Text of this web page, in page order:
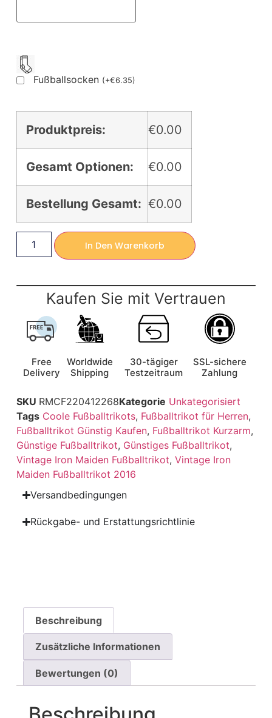
Fußballsocken (+€6.35)
Produktpreis: €0.00
Gesamt Optionen: €0.00
Bestellung Gesamt: €0.00
In Den Warenkorb
Kaufen Sie mit Vertrauen
Free
Delivery
Worldwide
Shipping
30-tägiger
Testzeitraum
SSL-sichere
Zahlung
SKU RMCF220412268Kategorie Unkategorisiert
Tags Coole Fußballtrikots, Fußballtrikot für Herren,
Fußballtrikot Günstig Kaufen, Fußballtrikot Kurzarm,
Günstige Fußballtrikot, Günstiges Fußballtrikot,
Vintage Iron Maiden Fußballtrikot, Vintage Iron
Maiden Fußballtrikot 2016
Versandbedingungen
Rückgabe- und Erstattungsrichtlinie
Beschreibung
Zusätzliche Informationen
Bewertungen (0)